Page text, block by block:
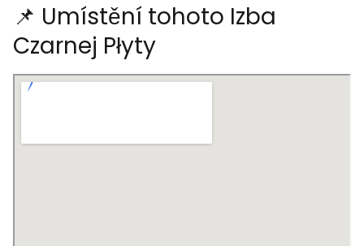
📌 Umístění tohoto Izba
Czarnej Płyty